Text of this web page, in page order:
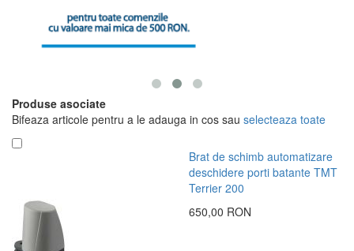
Produse asociate
Bifeaza articole pentru a le adauga in cos sau selecteaza toate
Brat de schimb automatizare
deschidere porti batante TMT
Terrier 200
650,00 RON